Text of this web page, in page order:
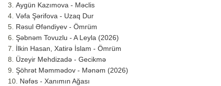
Aygün Kazımova - Məclis
Vəfa Şərifova - Uzaq Dur
Rəsul Əfəndiyev - Ömrüm
Şəbnəm Tovuzlu - A Leyla (2026)
İlkin Hasan, Xatirə İslam - Ömrüm
Üzeyir Mehdizadə - Gecikmə
Şöhrət Məmmədov - Mənəm (2026)
Nəfəs - Xanımın Ağası